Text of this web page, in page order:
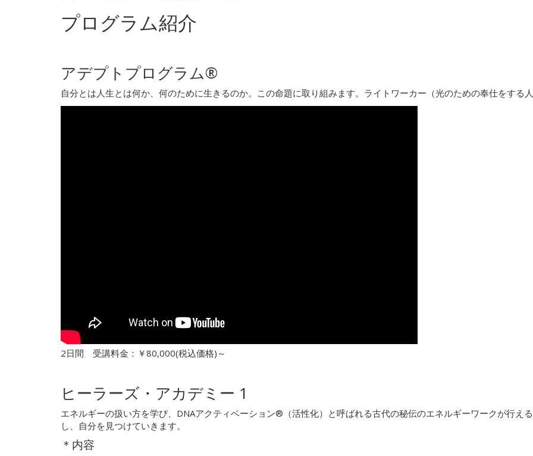
プログラム紹介
アデプトプログラム®
自分とは人生とは何か、何のために生きるのか。この命題に取り組みます。ライトワーカー（光のための奉仕をする
2日間 受講料金：￥80,000(税込価格)～
ヒーラーズ・アカデミー 1
エネルギーの扱い方を学び、DNAアクティベーション®（活性化）と呼ばれる古代の秘伝のエネルギーワークが行え
し、自分を見つけていきます。
＊内容